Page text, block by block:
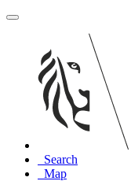
Search
Map